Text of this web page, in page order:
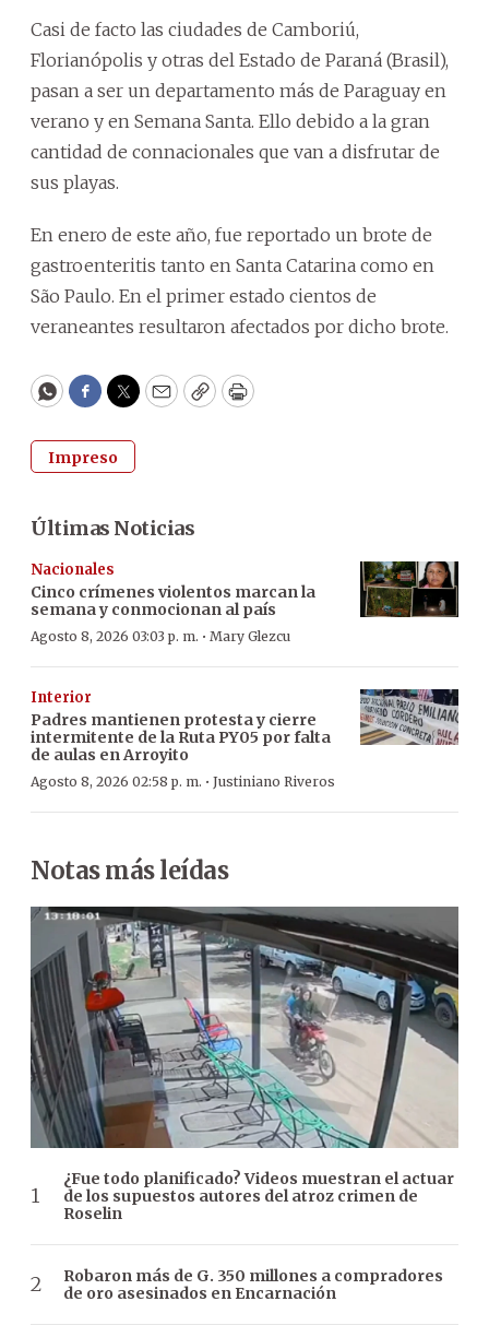
Casi de facto las ciudades de Camboriú,
Florianópolis y otras del Estado de Paraná (Brasil),
pasan a ser un departamento más de Paraguay en
verano y en Semana Santa. Ello debido a la gran
cantidad de connacionales que van a disfrutar de
sus playas.
En enero de este año, fue reportado un brote de
gastroenteritis tanto en Santa Catarina como en
São Paulo. En el primer estado cientos de
veraneantes resultaron afectados por dicho brote.
WhatsApp
Facebook
Twitter
EmailCopyPrint
Impreso
Últimas Noticias
Nacionales
Cinco crímenes violentos marcan la
semana y conmocionan al país
Agosto 8, 2026 03:03 p. m. · Mary Glezcu
Interior
Padres mantienen protesta y cierre
intermitente de la Ruta PY05 por falta
de aulas en Arroyito
Agosto 8, 2026 02:58 p. m. · Justiniano Riveros
Notas más leídas
¿Fue todo planificado? Videos muestran el actuar
de los supuestos autores del atroz crimen de
Roselin
Robaron más de G. 350 millones a compradores
de oro asesinados en Encarnación